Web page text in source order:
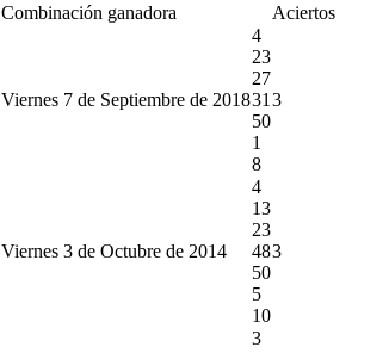
Combinación ganadora Aciertos
Viernes 7 de Septiembre de 2018
4
23
27
31
50
1
8
3
Viernes 3 de Octubre de 2014
4
13
23
48
50
5
10
3
3